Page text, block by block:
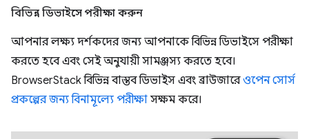
বিভিন্ন ডিভাইসে পরীক্ষা করুন
আপনার লক্ষ্য দর্শকদের জন্য আপনাকে বিভিন্ন ডিভাইসে পরীক্ষা
করতে হবে এবং সেই অনুযায়ী সামঞ্জস্য করতে হবে।
BrowserStack বিভিন্ন বাস্তব ডিভাইস এবং ব্রাউজারেওপেন সোর্স
প্রকল্পের জন্য বিনামূল্যে পরীক্ষা সক্ষম করে।